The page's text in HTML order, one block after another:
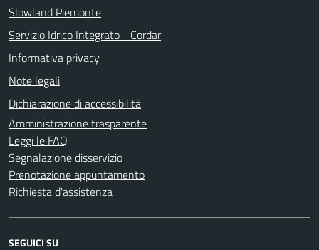
Slowland Piemonte
Servizio Idrico Integrato - Cordar
Informativa privacy
Note legali
Dichiarazione di accessibilità
Amministrazione trasparente
Leggi le FAQ
Segnalazione disservizio
Prenotazione appuntamento
Richiesta d'assistenza
SEGUICI SU